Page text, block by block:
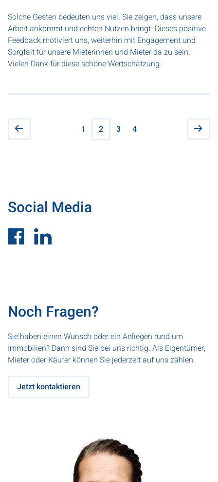
Solche Gesten bedeuten uns viel. Sie zeigen, dass unsere
Arbeit ankommt und echten Nutzen bringt. Dieses positive
Feedback motiviert uns, weiterhin mit Engagement und
Sorgfalt für unsere Mieterinnen und Mieter da zu sein.
Vielen Dank für diese schöne Wertschätzung.
1 2 3 4
So­ci­al Me­dia
Noch Fra­gen?
Sie haben einen Wunsch oder ein Anliegen rund um
Immobilien? Dann sind Sie bei uns richtig. Als Eigentümer,
Mieter oder Käufer können Sie jederzeit auf uns zählen.
Jetzt kontaktieren